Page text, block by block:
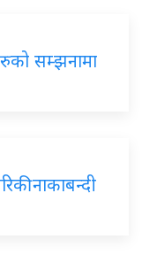
सम्झनामा
नाकाबन्दी